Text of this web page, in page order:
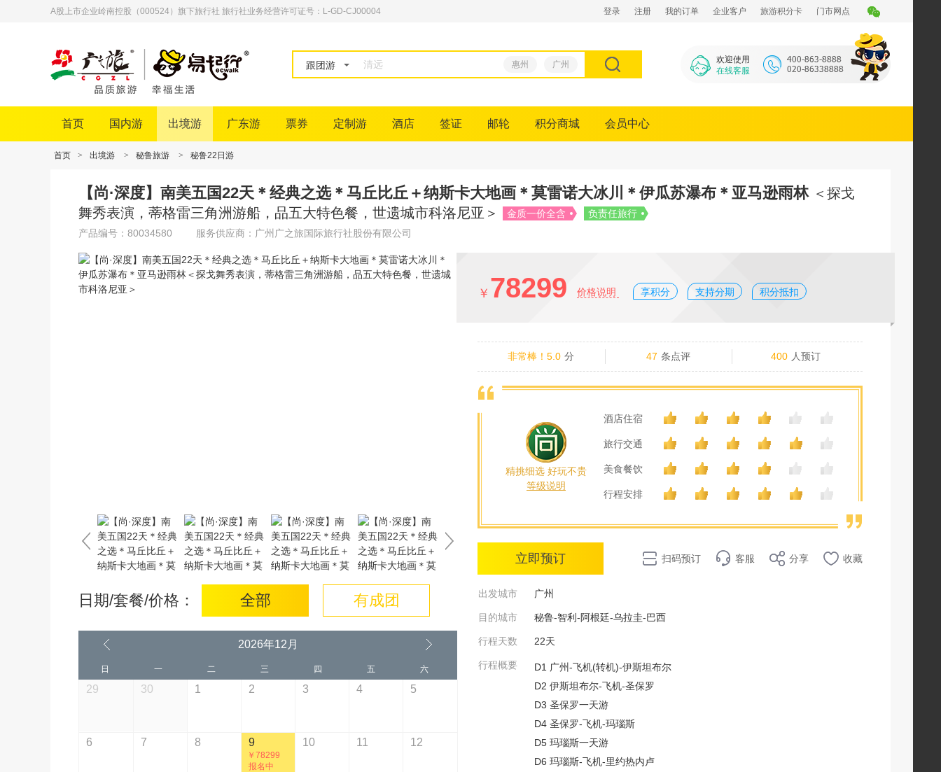
A股上市企业岭南控股（000524）旗下旅行社 旅行社业务经营许可证号：L-GD-CJ00004 登录 注册 我的订单 企业客户 旅游积分卡 门市网点
跟团游 惠州 广州
欢迎使用
在线客服
首页 国内游 出境游 广东游 票券 定制游 酒店 签证 邮轮 积分商城 会员中心
首页 > 出境游 > 秘鲁旅游 > 秘鲁22日游
【尚·深度】南美五国22天＊经典之选＊马丘比丘＋纳斯卡大地画＊莫雷诺大冰川＊伊瓜苏瀑布＊亚马逊雨林 ＜探戈
舞秀表演，蒂格雷三角洲游船，品五大特色餐，世遗城市科洛尼亚＞
金质一价全含
负责任旅行
产品编号：80034580
服务供应商：广州广之旅国际旅行社股份有限公司
日期/套餐/价格： 全部 有成团
2026年12月
日 一 二 三 四 五 六
29 30 1 2 3 4 5
6 7 8 9
￥78299
报名中
10 11 12
￥ 78299 价格说明 享积分 支持分期 积分抵扣
非常棒！5.0 分 47 条点评 400 人预订
精挑细选 好玩不贵
等级说明
酒店住宿
旅行交通
美食餐饮
行程安排
立即预订 扫码预订 客服 分享 收藏
出发城市 广州
目的城市 秘鲁-智利-阿根廷-乌拉圭-巴西
行程天数 22天
行程概要
D1 广州-飞机(转机)-伊斯坦布尔
D2 伊斯坦布尔-飞机-圣保罗
D3 圣保罗一天游
D4 圣保罗-飞机-玛瑙斯
D5 玛瑙斯一天游
D6 玛瑙斯-飞机-里约热内卢